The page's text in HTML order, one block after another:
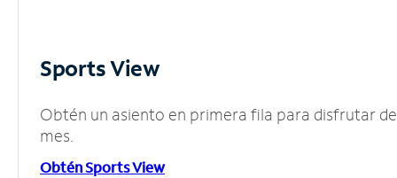
Sports View
Obtén un asiento en primera fila para disfrutar
mes.
Obtén Sports View